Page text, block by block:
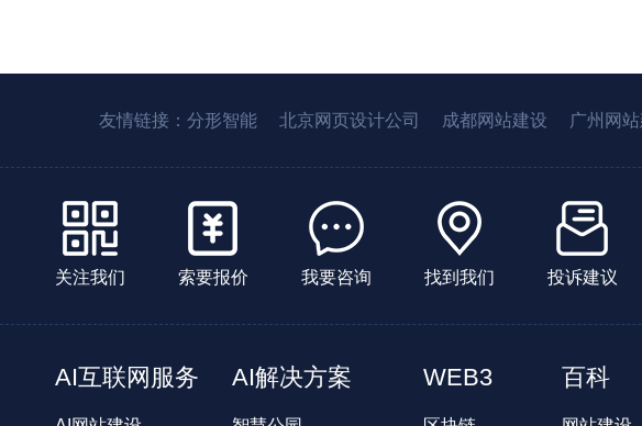
友情链接： 分形智能 北京网页设计公司 成都网站建设 广州网
关注我们 索要报价 我要咨询 找到我们 投诉建议
AI互联网服务 AI解决方案 WEB3 百科